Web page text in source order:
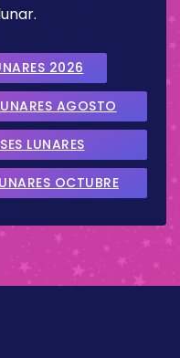
2026
AGOSTO
LUNARES
2026
OCTUBRE